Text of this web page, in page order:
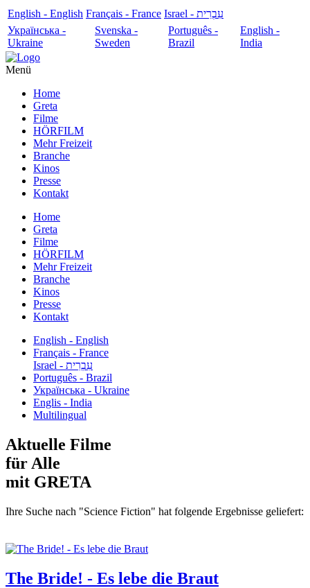
English - English Français - France
עִבְרִית - Israel
Українська -
Ukraine
Svenska -
Sweden
Português -
Brazil
English -
India
Menü
Home
Greta
Filme
HÖRFILM
Mehr Freizeit
Branche
Kinos
Presse
Kontakt
Home
Greta
Filme
HÖRFILM
Mehr Freizeit
Branche
Kinos
Presse
Kontakt
English - English
Français - France
עִבְרִית - Israel
Português - Brazil
Українська - Ukraine
Englis - India
Multilingual
Aktuelle Filme
für Alle
mit GRETA
Ihre Suche nach "Science Fiction" hat folgende Ergebnisse geliefert:
The Bride! - Es lebe die Braut